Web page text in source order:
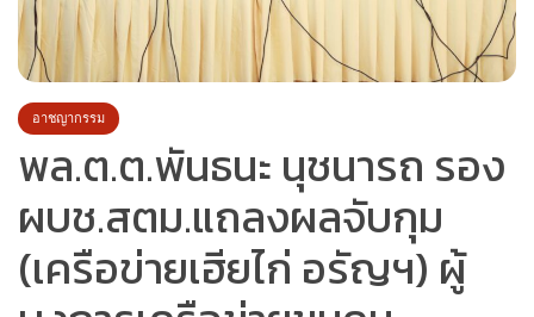
อาชญากรรม
พล.ต.ต.พันธนะ นุชนารถ รอง
ผบช.สตม.แถลงผลจับกุม
(เครือข่ายเฮียไก่ อรัญฯ) ผู้